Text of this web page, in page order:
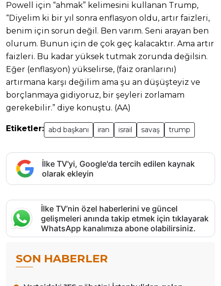
Powell için “ahmak” kelimesini kullanan Trump,
“Diyelim ki bir yıl sonra enflasyon oldu, artır faizleri,
benim için sorun değil. Ben varım. Seni arayan ben
olurum. Bunun için de çok geç kalacaktır. Ama artır
faizleri. Bu kadar yüksek tutmak zorunda değilsin.
Eğer (enflasyon) yükselirse, (faiz oranlarını)
artırmana karşı değilim ama şu an düşüşteyiz ve
borçlanmaya gidiyoruz, bir şeyleri zorlamam
gerekebilir.” diye konuştu. (AA)
Etiketler: abd başkanı iran israil savaş trump
İlke TV'yi, Google'da tercih edilen kaynak
olarak ekleyin
İlke TV’nin özel haberlerini ve güncel
gelişmeleri anında takip etmek için tıklayarak
WhatsApp kanalımıza abone olabilirsiniz.
SON HABERLER